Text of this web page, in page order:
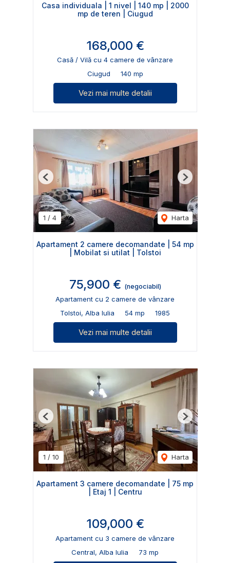
Casa individuala | 1 nivel | 140 mp | 2000
mp de teren | Ciugud
168,000 €
Casă / Vilă cu 4 camere de vânzare
Ciugud
140 mp
Vezi mai multe detalii
1 / 4 Harta
Previous Next
Apartament 2 camere decomandate | 54 mp
| Mobilat si utilat | Tolstoi
75,900 € (negociabil)
Apartament cu 2 camere de vânzare
Tolstoi, Alba Iulia
54 mp 1985
Vezi mai multe detalii
1 / 10 Harta
Previous Next
Apartament 3 camere decomandate | 75 mp
| Etaj 1 | Centru
109,000 €
Apartament cu 3 camere de vânzare
Central, Alba Iulia
73 mp